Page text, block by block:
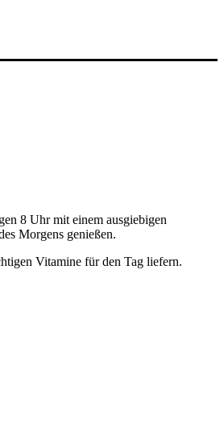
8 Uhr mit einem ausgiebigen
Morgens genießen.
Vitamine für den Tag liefern.